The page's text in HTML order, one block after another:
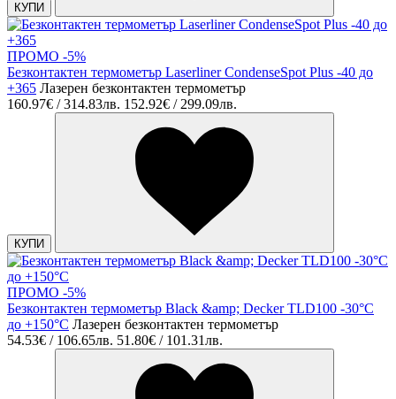
КУПИ
ПРОМО -5%
Безконтактен термометър Laserliner CondenseSpot Plus -40 до
+365 Лазерен безконтактен термометър
160.97€ / 314.83лв. 152.92€ / 299.09лв.
КУПИ
ПРОМО -5%
Безконтактен термометър Black &amp; Decker TLD100 -30°C
до +150°C Лазерен безконтактен термометър
54.53€ / 106.65лв. 51.80€ / 101.31лв.